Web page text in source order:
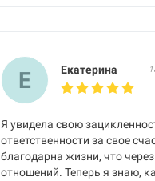
Е Екатерина
Я увидела свою
ответственности за свое
благодарна жизни, что
отношений. Теперь я знаю,